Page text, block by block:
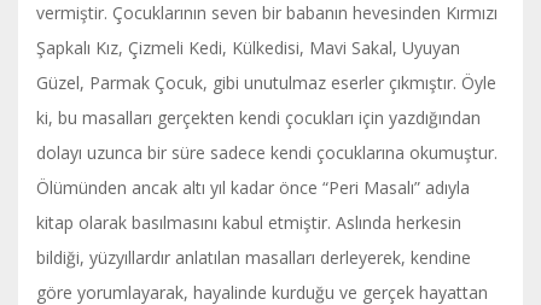
vermiştir. Çocuklarının seven bir babanın hevesinden Kırmızı
Şapkalı Kız, Çizmeli Kedi, Külkedisi, Mavi Sakal, Uyuyan
Güzel, Parmak Çocuk, gibi unutulmaz eserler çıkmıştır. Öyle
ki, bu masalları gerçekten kendi çocukları için yazdığından
dolayı uzunca bir süre sadece kendi çocuklarına okumuştur.
Ölümünden ancak altı yıl kadar önce “Peri Masalı” adıyla
kitap olarak basılmasını kabul etmiştir. Aslında herkesin
bildiği, yüzyıllardır anlatılan masalları derleyerek, kendine
göre yorumlayarak, hayalinde kurduğu ve gerçek hayattan